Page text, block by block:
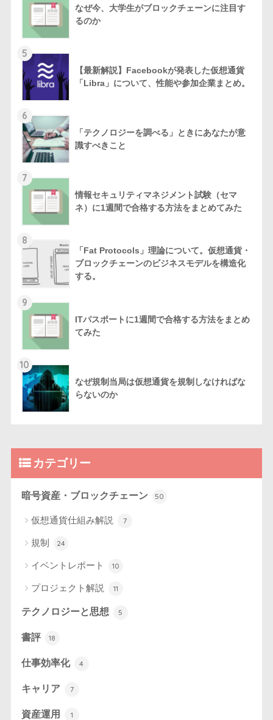
なぜ今、大学生がブロックチェーンに注目す
るのか
5
【最新解説】Facebookが発表した仮想通貨
「Libra」について、性能や参加企業まとめ。
6
「テクノロジーを調べる」ときにあなたが意
識すべきこと
7
情報セキュリティマネジメント試験（セマ
ネ）に1週間で合格する方法をまとめてみた
8
「Fat Protocols」理論について。仮想通貨・
ブロックチェーンのビジネスモデルを構造化
する。
9
ITパスポートに1週間で合格する方法をまとめ
てみた
10
なぜ規制当局は仮想通貨を規制しなければな
らないのか
カテゴリー
暗号資産・ブロックチェーン 50
仮想通貨仕組み解説 7
規制 24
イベントレポート 10
プロジェクト解説 11
テクノロジーと思想 5
書評 18
仕事効率化 4
キャリア 7
資産運用 1